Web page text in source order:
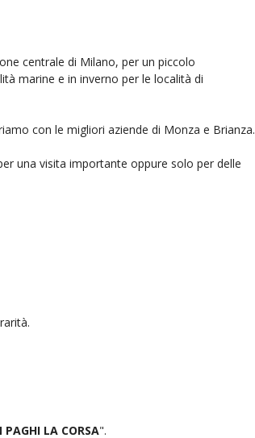
centrale di Milano, per un piccolo
marine e in inverno per le località di
con le migliori aziende di Monza e Brianza.
una visita importante oppure solo per delle
PAGHI LA CORSA".